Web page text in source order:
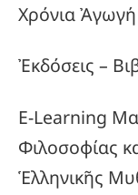
Χρόνια
Ἐκδόσεις –
E-Learning
Φιλοσοφίας
Ἑλληνικῆς